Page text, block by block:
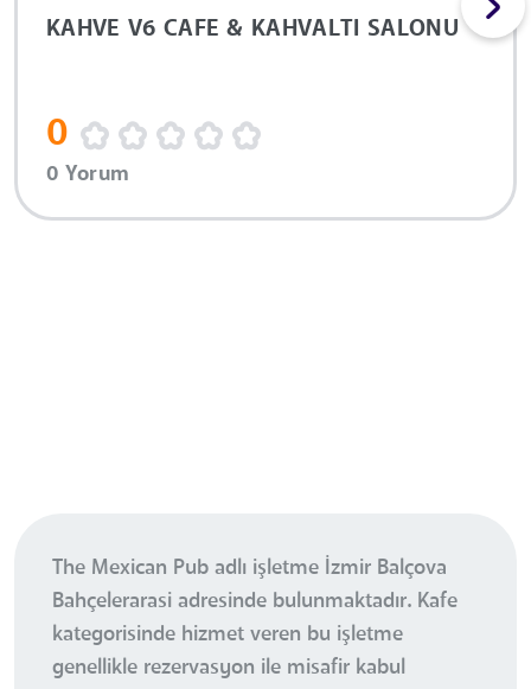
KAHVE V6 CAFE & KAHVALTI SALONU
0
0 Yorum
The Mexican Pub adlı işletme İzmir Balçova
Bahçelerarasi adresinde bulunmaktadır. Kafe
kategorisinde hizmet veren bu işletme
genellikle rezervasyon ile misafir kabul